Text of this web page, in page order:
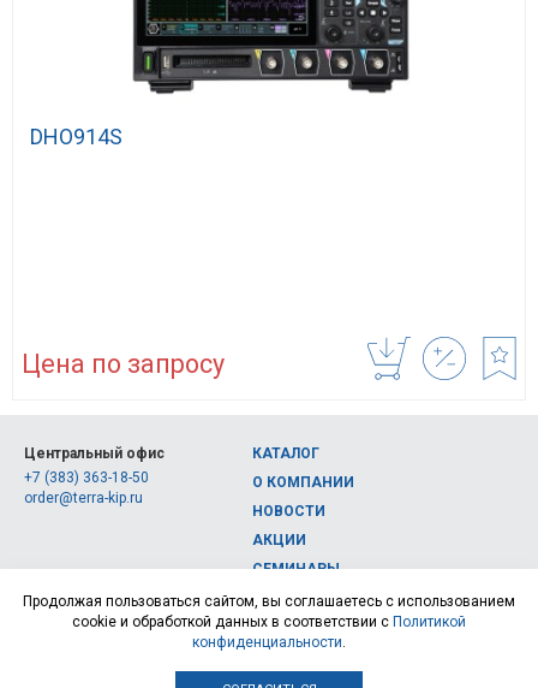
DHO914S
Цена по запросу
Центральный офис
+7 (383) 363-18-50
order@terra-kip.ru
КАТАЛОГ
О КОМПАНИИ
НОВОСТИ
АКЦИИ
СЕМИНАРЫ
КОНТАКТЫ
© 2026, Интернет-магазин измерительных приборов Терра Импэкс
Продолжая пользоваться сайтом, вы соглашаетесь с использованием
cookie и обработкой данных в соответствии с Политикой
конфиденциальности.